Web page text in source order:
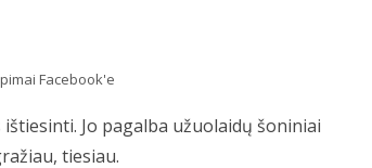
Facebook'e
Jo pagalba užuolaidų šoniniai
tiesiau.